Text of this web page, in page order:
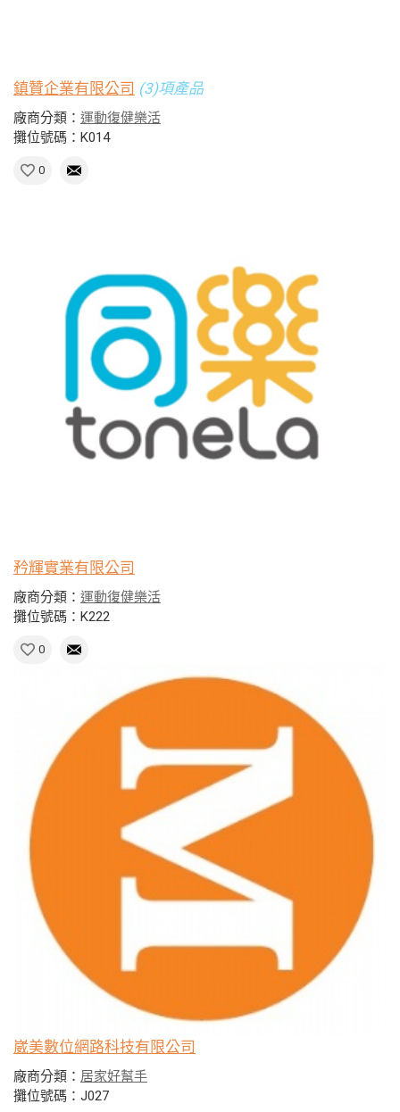
鎮贊企業有限公司 (3)項產品
廠商分類： 運動復健樂活
攤位號碼：K014
0
矜輝實業有限公司
廠商分類： 運動復健樂活
攤位號碼：K222
0
崴美數位網路科技有限公司
廠商分類： 居家好幫手
攤位號碼：J027